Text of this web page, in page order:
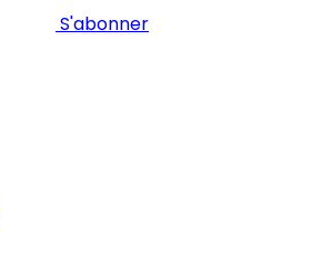
S'abonner